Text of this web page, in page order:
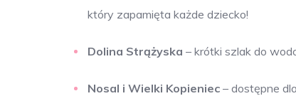
który zapamięta każde dziecko!
Dolina Strążyska – krótki szlak do
Nosal i Wielki Kopieniec – dostępne